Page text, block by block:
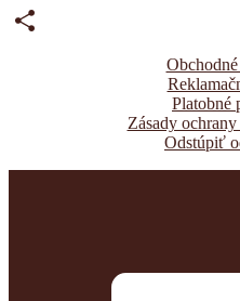
Email
Platobné
Zásady
Odstúpiť